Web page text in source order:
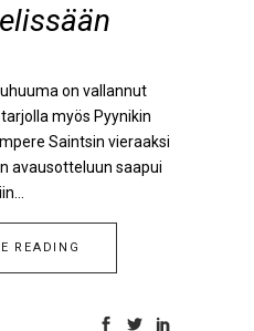
on vallannut
myös Pyynikin
Saintsin vieraaksi
avausotteluun saapui
READING